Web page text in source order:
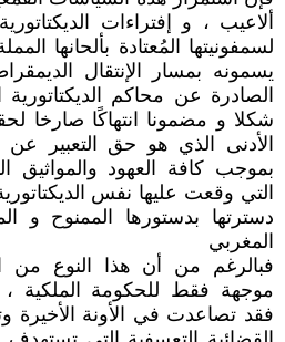
ألاعيب ، و إفتراءات
لسمفونيتها المُعتادة بألحانها
يسمونه بمسار الإنتقال
الصادرة عن محاكم الديكتاتورية
شكلا و مضمونا انتهاكًا صارخا
الأدنى الذي هو حق التعبير
بموجب كافة العهود والمواثيق
التي وقعت عليها نفس
دسترتها بدستورها الممنوح
المغربي
فبالرغم من أن هذا النوع من
موجهة فقط للحكومة الملكية ،
فقد تصاعدت في الأونة الأخيرة